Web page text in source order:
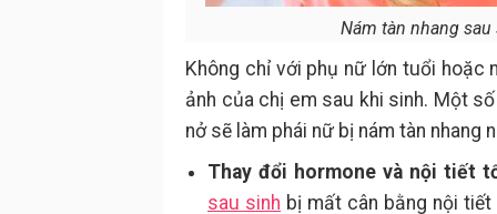
Nám tàn nhang
Không chỉ với phụ nữ lớn tuổi hoặc
ảnh của chị em sau khi sinh. Một
nở sẽ làm phái nữ bị nám tàn nhang
Thay đổi hormone và nội tiết
sau sinh bị mất cân bằng nội